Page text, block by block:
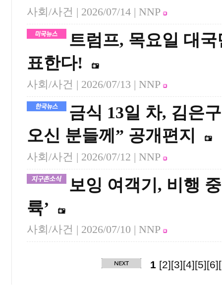
사회/사건 | 2026/07/14 | NNP
트럼프, 목요일 대
표한다!
사회/사건 | 2026/07/13 | NNP
금식 13일 차, 김은
오신 분들께” 공개편지
사회/사건 | 2026/07/12 | NNP
보잉 여객기, 비행
륙’
사회/사건 | 2026/07/10 | NNP
1 [2][3][4][5][6]